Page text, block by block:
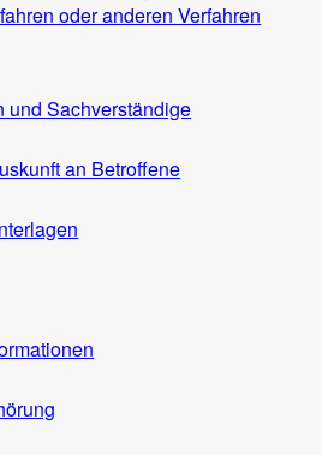
oder anderen Verfahren
und Sachverständige
an Betroffene